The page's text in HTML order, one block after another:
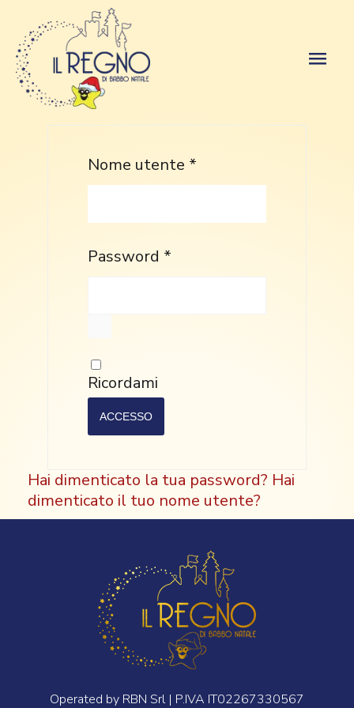
Nome utente *
Password *
Ricordami
ACCESSO
Hai dimenticato la tua password? Hai
dimenticato il tuo nome utente?
Operated by RBN Srl | P.IVA IT02267330567